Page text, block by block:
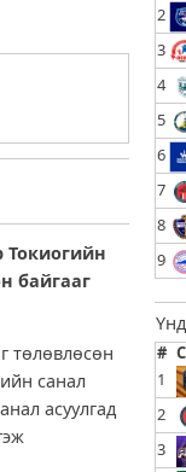
Токиогийн
байгааг
төлөвлөсөн
санал
асуулгад
2
3
4
5
6
7
8
9
#
1
2
3